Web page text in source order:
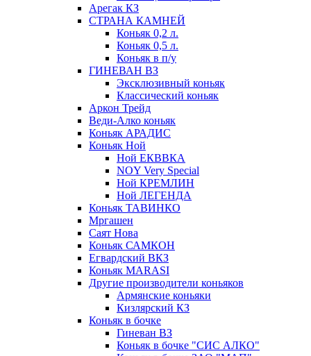
Арегак КЗ
СТРАНА КАМНЕЙ
Коньяк 0,2 л.
Коньяк 0,5 л.
Коньяк в п/у
ГИНЕВАН ВЗ
Эксклюзивный коньяк
Классический коньяк
Аркон Трейд
Веди-Алко коньяк
Коньяк АРАДИС
Коньяк Ной
Ной ЕКВВКА
NOY Very Special
Ной КРЕМЛИН
Ной ЛЕГЕНДА
Коньяк ТАВИНКО
Мргашен
Саят Нова
Коньяк САМКОН
Егвардский ВКЗ
Коньяк MARASI
Другие производители коньяков
Армянские коньяки
Кизлярский КЗ
Коньяк в бочке
Гиневан ВЗ
Коньяк в бочке "СИС АЛКО"